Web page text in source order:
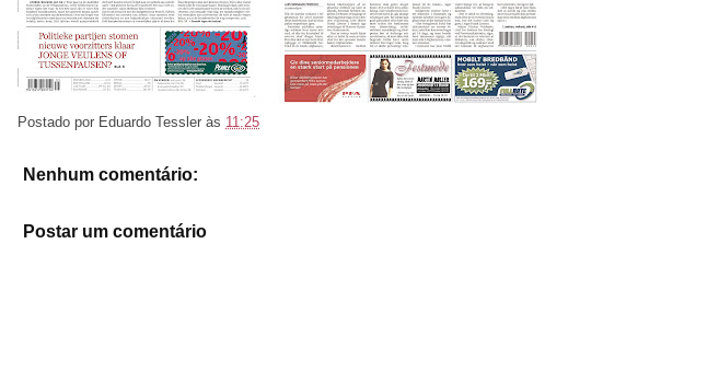
Postado por Eduardo Tessler às 11:25
Nenhum comentário:
Postar um comentário